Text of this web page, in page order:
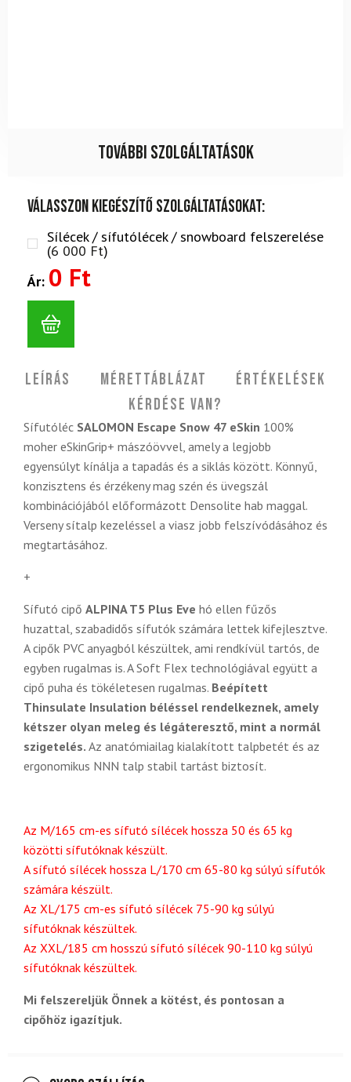
További szolgáltatások
Válasszon kiegészítő szolgáltatásokat:
Sílécek / sífutólécek / snowboard felszerelése
(6 000 Ft)
Ár: 0 Ft
Leírás Mérettáblázat
Értékelések
Kérdése van?
Sífutóléc SALOMON Escape Snow 47 eSkin 100%
moher eSkinGrip+ mászóövvel, amely a legjobb
egyensúlyt kínálja a tapadás és a siklás között. Könnyű,
konzisztens és érzékeny mag szén és üvegszál
kombinációjából előformázott Densolite hab maggal.
Verseny sítalp kezeléssel a viasz jobb felszívódásához és
megtartásához.
+
Sífutó cipő ALPINA T5 Plus Eve hó ellen fűzős
huzattal, szabadidős sífutók számára lettek kifejlesztve.
A cipők PVC anyagból készültek, ami rendkívül tartós, de
egyben rugalmas is. A Soft Flex technológiával együtt a
cipő puha és tökéletesen rugalmas. Beépített
Thinsulate Insulation béléssel rendelkeznek, amely
kétszer olyan meleg és légáteresztő, mint a normál
szigetelés. Az anatómiailag kialakított talpbetét és az
ergonomikus NNN talp stabil tartást biztosít.
Az M/165 cm-es sífutó sílécek hossza 50 és 65 kg
közötti sífutóknak készült.
A sífutó sílécek hossza L/170 cm 65-80 kg súlyú sífutók
számára készült.
Az XL/175 cm-es sífutó sílécek 75-90 kg súlyú
sífutóknak készültek.
Az XXL/185 cm hosszú sífutó sílécek 90-110 kg súlyú
sífutóknak készültek.
Mi felszereljük Önnek a kötést, és pontosan a
cipőhöz igazítjuk.